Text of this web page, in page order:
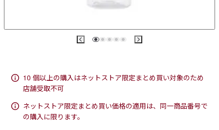
10 個以上の購入はネットストア限定まとめ買い対象のため
店舗受取不可
ネットストア限定まとめ買い価格の適用は、同一商品番号で
の購入に限ります。